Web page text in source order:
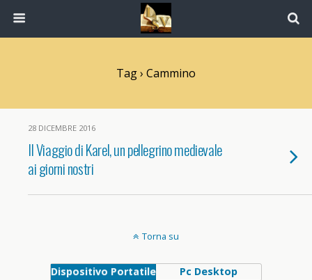
Tag › Cammino
28 DICEMBRE 2016
Il Viaggio di Karel, un pellegrino medievale
ai giorni nostri
Torna su
Dispositivo Portatile Pc Desktop